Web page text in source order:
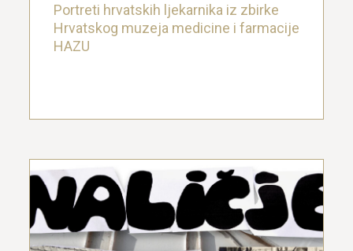
Portreti hrvatskih ljekarnika iz zbirke
Hrvatskog muzeja medicine i farmacije
HAZU